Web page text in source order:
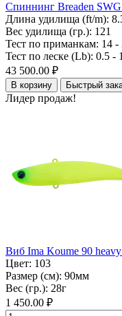
Спиннинг Breaden
Длина удилища (ft/m):
Вес удилища (гр.): 121
Тест по приманкам: 14 -
Тест по леске (Lb): 0.5 -
43 500.00 ₽
В корзину Быстрый
Лидер продаж!
Виб Ima Koume 90
Цвет: 103
Размер (см): 90мм
Вес (гр.): 28г
1 450.00 ₽